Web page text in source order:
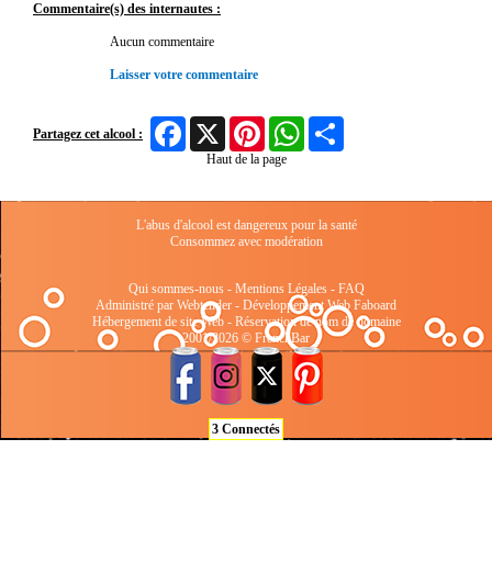
Commentaire(s) des internautes :
Aucun commentaire
Laisser votre commentaire
Partagez cet alcool :
FacebookX Pinterest WhatsApp
Haut de la page
L'abus d'alcool est dangereux pour la santé
Consommez avec modération
Qui sommes-nous- Mentions Légales- FAQ
Administré par Webtender - Développement Web Faboard
Hébergement de site Web- Réservation de nom de domaine
2001/2026 © FrenchBar
3 Connectés